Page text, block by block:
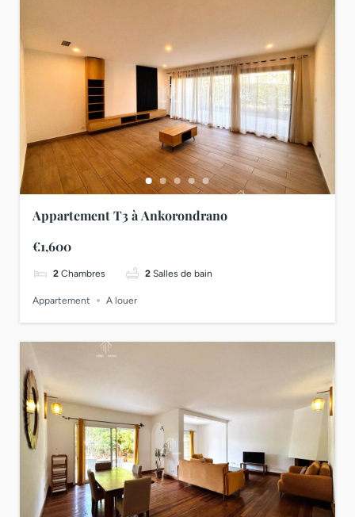
Appartement T3 à Ankorondrano
€1,600
2 Chambres 2 Salles de bain
Appartement A louer